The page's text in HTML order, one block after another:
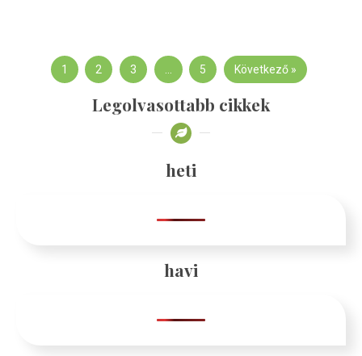
1 2 3 … 5 Következő »
Legolvasottabb cikkek
heti
havi